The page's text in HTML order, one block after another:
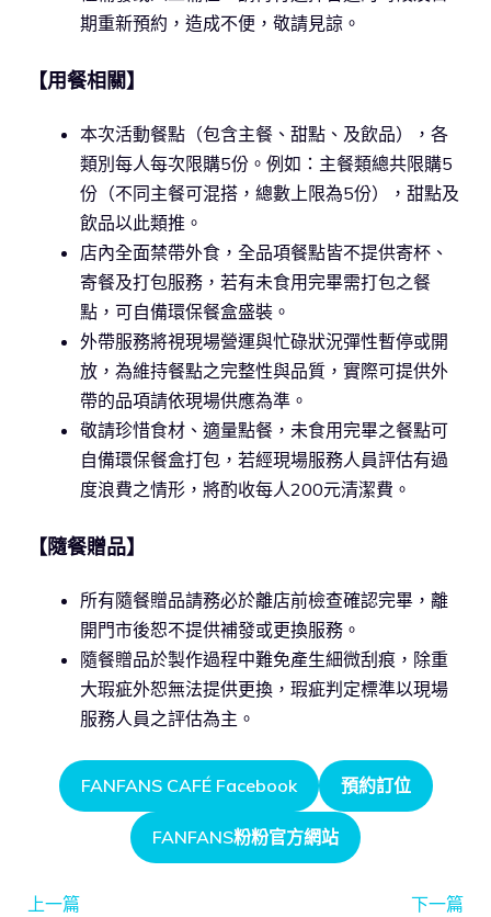
期重新預約，造成不便，敬請見諒。
【用餐相關】
本次活動餐點（包含主餐、甜點、及飲品），各
類別每人每次限購5份。例如：主餐類總共限購5
份（不同主餐可混搭，總數上限為5份），甜點及
飲品以此類推。
店內全面禁帶外食，全品項餐點皆不提供寄杯、
寄餐及打包服務，若有未食用完畢需打包之餐
點，可自備環保餐盒盛裝。
外帶服務將視現場營運與忙碌狀況彈性暫停或開
放，為維持餐點之完整性與品質，實際可提供外
帶的品項請依現場供應為準。
敬請珍惜食材、適量點餐，未食用完畢之餐點可
自備環保餐盒打包，若經現場服務人員評估有過
度浪費之情形，將酌收每人200元清潔費。
【隨餐贈品】
所有隨餐贈品請務必於離店前檢查確認完畢，離
開門市後恕不提供補發或更換服務。
隨餐贈品於製作過程中難免產生細微刮痕，除重
大瑕疵外恕無法提供更換，瑕疵判定標準以現場
服務人員之評估為主。
FANFANS CAFÉ Facebook 預約訂位
FANFANS粉粉官方網站
上一篇 下一篇